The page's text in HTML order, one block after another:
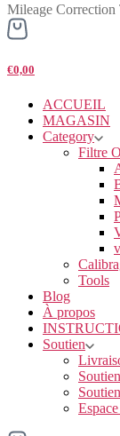
Mileage
€0,00
ACCUEIL
MAGASIN
Category
Filtre
Tools
Blog
À propos
Soutien